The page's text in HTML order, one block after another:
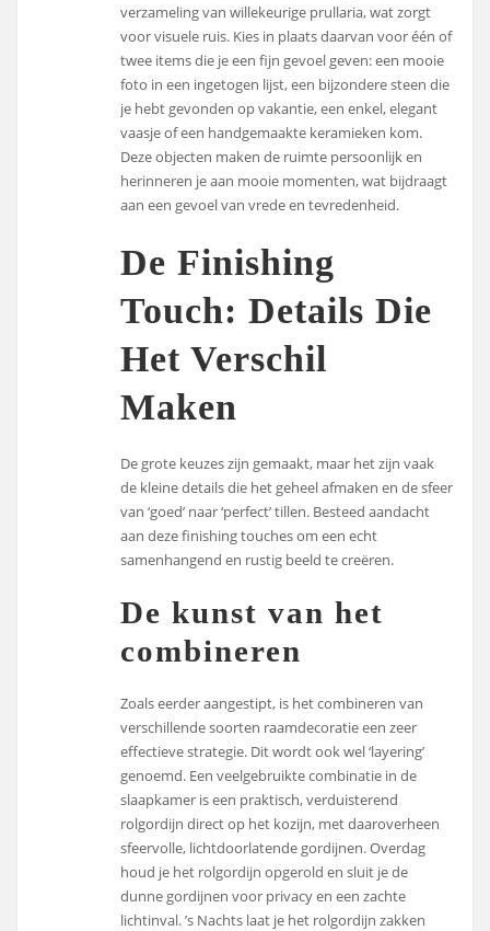
verzameling van willekeurige prullaria, wat zorgt
voor visuele ruis. Kies in plaats daarvan voor één of
twee items die je een fijn gevoel geven: een mooie
foto in een ingetogen lijst, een bijzondere steen die
je hebt gevonden op vakantie, een enkel, elegant
vaasje of een handgemaakte keramieken kom.
Deze objecten maken de ruimte persoonlijk en
herinneren je aan mooie momenten, wat bijdraagt
aan een gevoel van vrede en tevredenheid.
De Finishing
Touch: Details Die
Het Verschil
Maken
De grote keuzes zijn gemaakt, maar het zijn vaak
de kleine details die het geheel afmaken en de sfeer
van ‘goed’ naar ‘perfect’ tillen. Besteed aandacht
aan deze finishing touches om een echt
samenhangend en rustig beeld te creëren.
De kunst van het
combineren
Zoals eerder aangestipt, is het combineren van
verschillende soorten raamdecoratie een zeer
effectieve strategie. Dit wordt ook wel ‘layering’
genoemd. Een veelgebruikte combinatie in de
slaapkamer is een praktisch, verduisterend
rolgordijn direct op het kozijn, met daaroverheen
sfeervolle, lichtdoorlatende gordijnen. Overdag
houd je het rolgordijn opgerold en sluit je de
dunne gordijnen voor privacy en een zachte
lichtinval. ’s Nachts laat je het rolgordijn zakken